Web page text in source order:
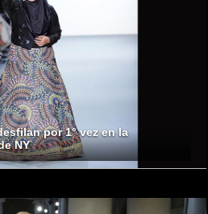
por 1° vez en la
NY